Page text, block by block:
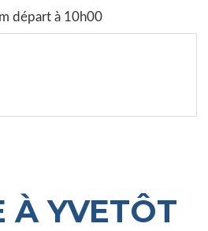
départ à 10h00
À YVETÔT